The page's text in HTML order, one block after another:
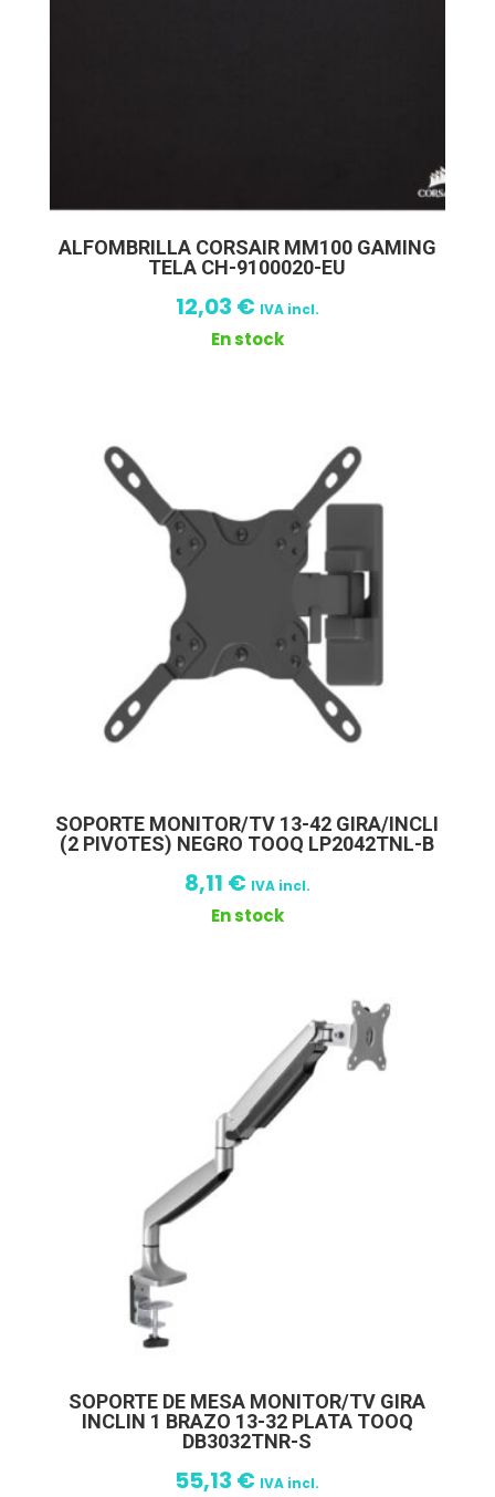
ALFOMBRILLA CORSAIR MM100 GAMING
TELA CH-9100020-EU
12,03 € IVA incl.
En stock
SOPORTE MONITOR/TV 13-42 GIRA/INCLI
(2 PIVOTES) NEGRO TOOQ LP2042TNL-B
8,11 € IVA incl.
En stock
SOPORTE DE MESA MONITOR/TV GIRA
INCLIN 1 BRAZO 13-32 PLATA TOOQ
DB3032TNR-S
55,13 € IVA incl.